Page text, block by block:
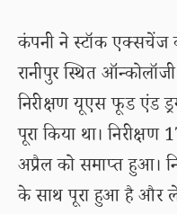
कंपनी ने स्टॉक एक्सचेंज
रानीपुर स्थित
निरीक्षण यूएस फूड एंड
पूरा किया था।
अप्रैल को समाप्त हुआ।
के साथ पूरा हुआ है और